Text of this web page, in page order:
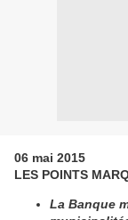
06 mai 2015
LES POINTS
La Banque